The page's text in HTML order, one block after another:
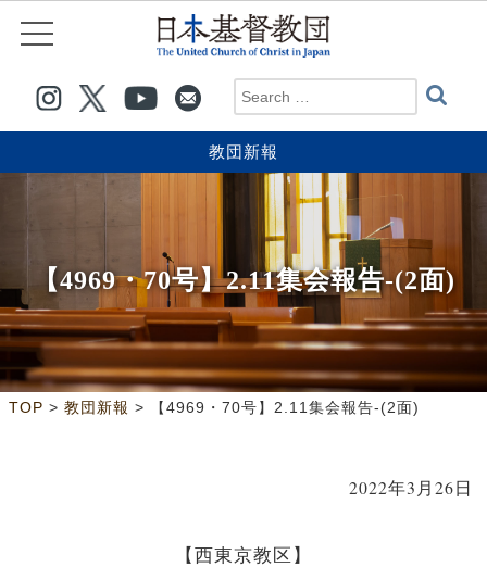
教団新報
【4969・70号】2.11集会報告-(2面)
TOP > 教団新報 > 【4969・70号】2.11集会報告-(2面)
2022年3月26日
【 西東京教区 】